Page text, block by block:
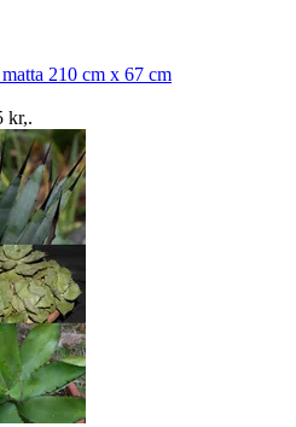
210 cm x 67 cm
kr,.